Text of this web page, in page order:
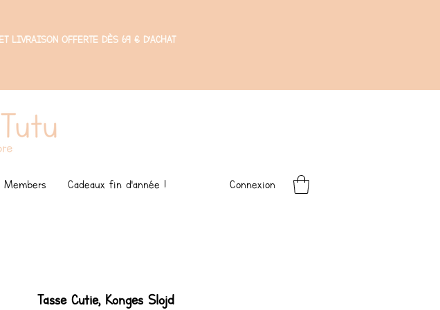
LIVRAISON OFFERTE DÈS 69 € D'ACHAT
Members Cadeaux fin d'année ! Connexion
Tasse Cutie, Konges Slojd